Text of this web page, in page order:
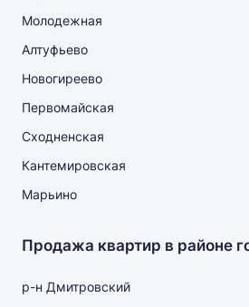
Молодежная
Алтуфьево
Новогиреево
Первомайская
Сходненская
Кантемировская
Марьино
Продажа квартир в районе
р-н Дмитровский